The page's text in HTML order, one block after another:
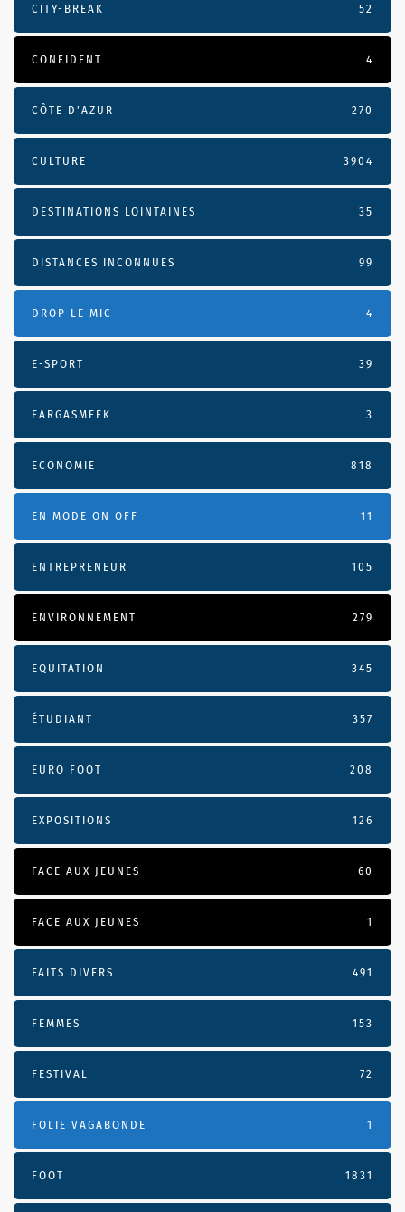
CITY-BREAK 52
CONFIDENT 4
CÔTE D’AZUR 270
CULTURE 3904
DESTINATIONS LOINTAINES 35
DISTANCES INCONNUES 99
DROP LE MIC 4
E-SPORT 39
EARGASMEEK 3
ECONOMIE 818
EN MODE ON OFF 11
ENTREPRENEUR 105
ENVIRONNEMENT 279
EQUITATION 345
ÉTUDIANT 357
EURO FOOT 208
EXPOSITIONS 126
FACE AUX JEUNES 60
FACE AUX JEUNES 1
FAITS DIVERS 491
FEMMES 153
FESTIVAL 72
FOLIE VAGABONDE 1
FOOT 1831